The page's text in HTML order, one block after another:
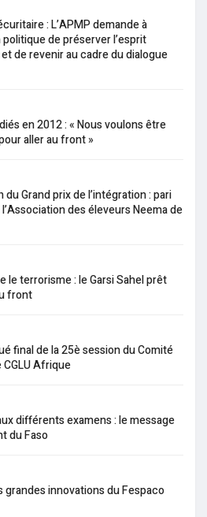
: L’APMP demande à
politique de préserver l’esprit
de revenir au cadre du dialogue
en 2012 : « Nous voulons être
aller au front »
du Grand prix de l’intégration : pari
des éleveurs Neema de
le terrorisme : le Garsi Sahel prêt
front
final de la 25è session du Comité
Afrique
différents examens : le message
du Faso
grandes innovations du Fespaco